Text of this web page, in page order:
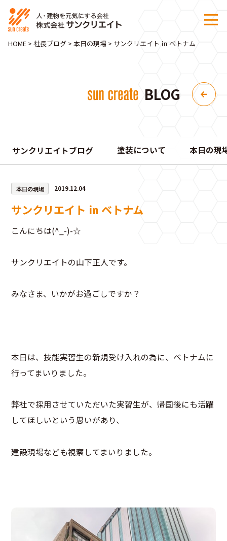
HOME> 社長ブログ> 本日の現場> サンクリエイト ㏌ ベトナム
BLOG
サンクリエイトブログ 塗装について 本日の現
本日の現場 2019.12.04
サンクリエイト ㏌ ベトナム
こんにちは(^_-)-☆
サンクリエイトの山下正人です。
みなさま、いかがお過ごしですか？
本日は、技能実習生の新規受け入れの為に、ベトナムに
行ってまいりました。
弊社で採用させていただいた実習生が、帰国後にも活躍
してほしいという思いがあり、
建設現場なども視察してまいりました。